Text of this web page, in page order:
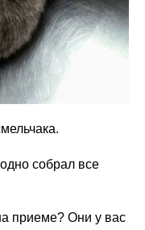
собрал все
приеме? Они у вас